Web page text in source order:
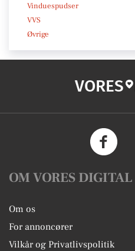
Vinduespudser
VVS
Øvrige
VORES
OM VORES DIGITAL
Om os
For annoncører
Vilkår og Privatlivspolitik